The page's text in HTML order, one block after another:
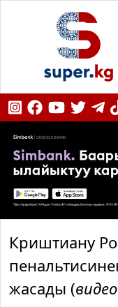
Криштиану
жасады (видео